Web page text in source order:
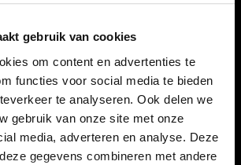
gebruik van cookies
om content en advertenties te
functies voor social media te bieden
te analyseren. Ook delen we
gebruik van onze site met onze
media, adverteren en analyse. Deze
gegevens combineren met andere